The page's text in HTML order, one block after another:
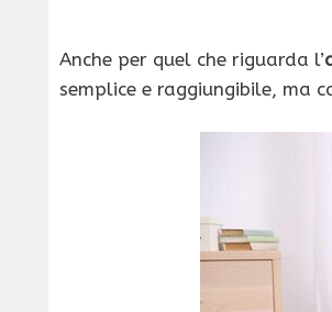
Anche per quel che riguarda l’
semplice e raggiungibile, ma